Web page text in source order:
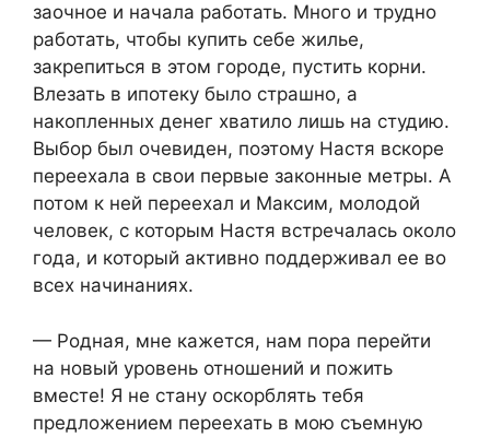
заочное и начала работать. Много и трудно
работать, чтобы купить себе жилье,
закрепиться в этом городе, пустить корни.
Влезать в ипотеку было страшно, а
накопленных денег хватило лишь на студию.
Выбор был очевиден, поэтому Настя вскоре
переехала в свои первые законные метры. А
потом к ней переехал и Максим, молодой
человек, с которым Настя встречалась около
года, и который активно поддерживал ее во
всех начинаниях.
— Родная, мне кажется, нам пора перейти
на новый уровень отношений и пожить
вместе! Я не стану оскорблять тебя
предложением переехать в мою съемную